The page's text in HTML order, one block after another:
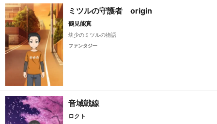
ミツルの守護者 origin
鶴見能真
幼少のミツルの物語
ファンタジー
音域戦線
ロクト